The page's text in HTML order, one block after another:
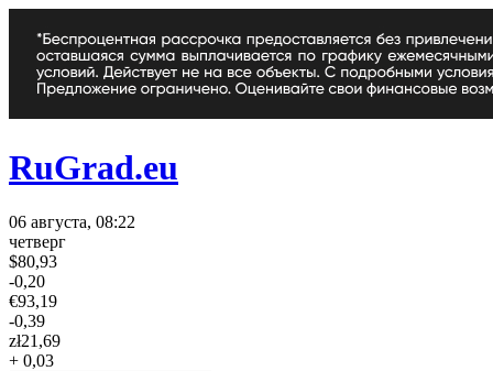
RuGrad.eu
06 августа, 08:22
четверг
$80,93
-0,20
€93,19
-0,39
zł21,69
+ 0,03